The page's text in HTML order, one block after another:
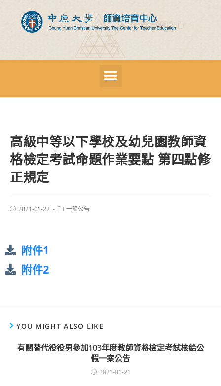
高級中等以下學校及幼兒園教師資
格檢定考試命題作業要點 第四點修
正規定
2021-01-22 一般公告
附件1
附件2
YOU MIGHT ALSO LIKE
有關替代役役男參加103年度教師資格檢定考試核給公
假一案公告
2021-01-21